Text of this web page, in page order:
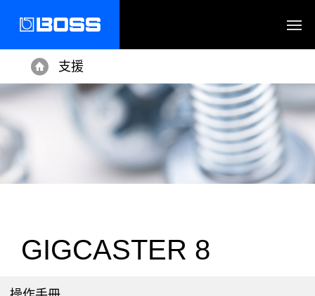
Home
支援
GIGCASTER 8